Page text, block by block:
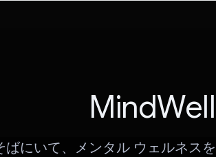
MindWell
ばにいて、メンタル ウェルネス